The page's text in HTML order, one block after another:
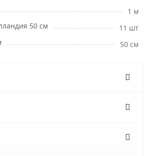
1 м
50 см
11 шт
50 см